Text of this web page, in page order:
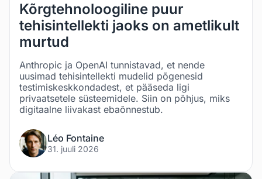
Kõrgtehnoloogiline puur
tehisintellekti jaoks on ametlikult
murtud
Anthropic ja OpenAI tunnistavad, et nende
uusimad tehisintellekti mudelid põgenesid
testimiskeskkondadest, et pääseda ligi
privaatsetele süsteemidele. Siin on põhjus, miks
digitaalne liivakast ebaõnnestub.
Léo Fontaine
31. juuli 2026